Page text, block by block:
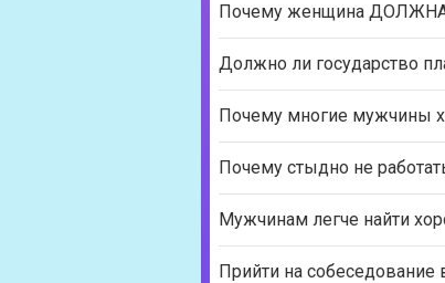
Почему женщина ДОЛЖНА
Должно ли государство
Почему многие мужчины
Почему стыдно не
Мужчинам легче найти
Прийти на собеседование